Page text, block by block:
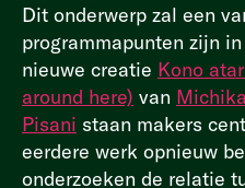
Dit onderwerp zal een
programmapunten zijn
nieuwe creatie Kono
around here) van
Pisani staan makers
eerdere werk opnieuw
onderzoeken de relatie